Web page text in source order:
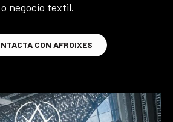
o negocio textil.
CON AFROIXES